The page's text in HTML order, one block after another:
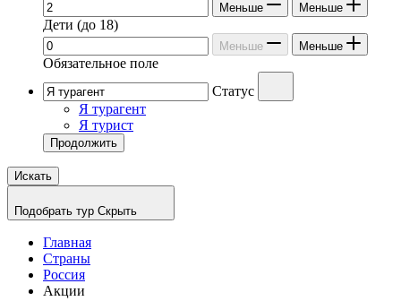
Меньше Меньше
Дети (до 18)
Меньше Меньше
Обязательное поле
Статус
Я турагент
Я турист
Продолжить
Искать
Подобрать тур Скрыть
Главная
Страны
Россия
Акции